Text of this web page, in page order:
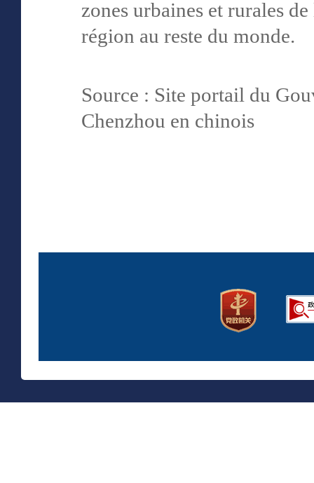
zones urbaines et rurales
région au reste du monde.
Source : Site portail du
Chenzhou en chinois